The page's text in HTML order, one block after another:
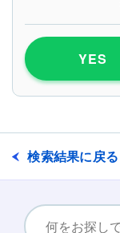
YES
検索結果に戻る